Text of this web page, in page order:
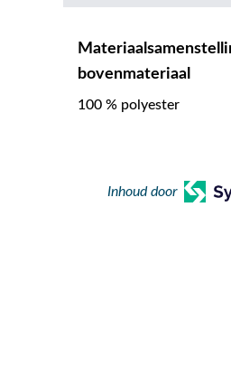
bovenmateriaal
100 % polyester
Inhoud door